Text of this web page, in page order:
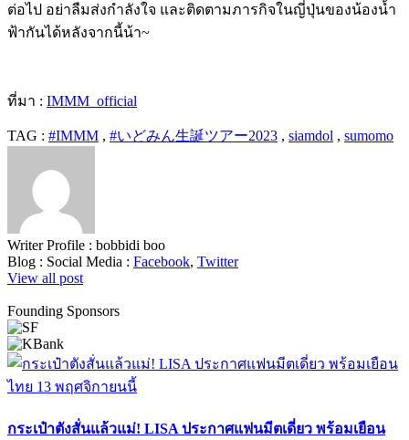
ต่อไป อย่าลืมส่งกำลังใจ และติดตามภารกิจในญี่ปุ่นของน้องน้ำ
ฟ้ากันได้หลังจากนี้น้า~
ที่มา : IMMM_official
TAG : #IMMM , #いどみん生誕ツアー2023 , siamdol , sumomo
Writer Profile : bobbidi boo
Blog : Social Media : Facebook, Twitter
View all post
Founding Sponsors
กระเป๋าตังสั่นแล้วแม่! LISA ประกาศแฟนมีตเดี่ยว พร้อมเยือน